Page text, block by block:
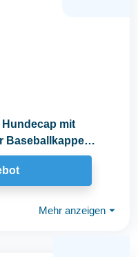
mit
Baseballkappe
Mehr anzeigen ⏷